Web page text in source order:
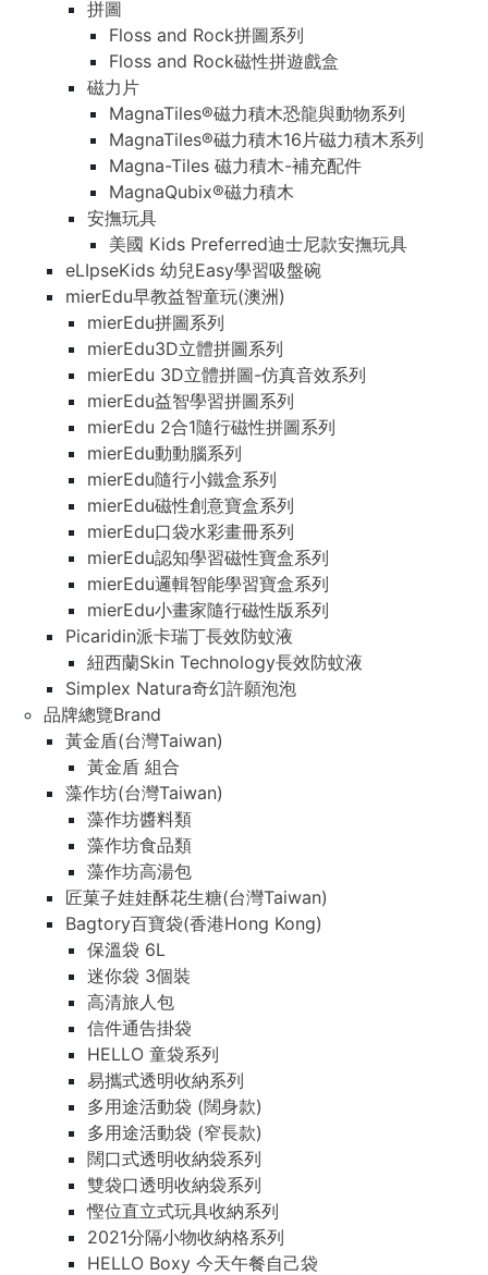
拼圖
Floss and Rock拼圖系列
Floss and Rock磁性拼遊戲盒
磁力片
MagnaTiles®磁力積木恐龍與動物系列
MagnaTiles®磁力積木16片磁力積木系列
Magna-Tiles 磁力積木-補充配件
MagnaQubix®磁力積木
安撫玩具
美國 Kids Preferred迪士尼款安撫玩具
eLIpseKids 幼兒Easy學習吸盤碗
mierEdu早教益智童玩(澳洲)
mierEdu拼圖系列
mierEdu3D立體拼圖系列
mierEdu 3D立體拼圖-仿真音效系列
mierEdu益智學習拼圖系列
mierEdu 2合1隨行磁性拼圖系列
mierEdu動動腦系列
mierEdu隨行小鐵盒系列
mierEdu磁性創意寶盒系列
mierEdu口袋水彩畫冊系列
mierEdu認知學習磁性寶盒系列
mierEdu邏輯智能學習寶盒系列
mierEdu小畫家隨行磁性版系列
Picaridin派卡瑞丁長效防蚊液
紐西蘭Skin Technology長效防蚊液
Simplex Natura奇幻許願泡泡
品牌總覽Brand
黃金盾(台灣Taiwan)
黃金盾 組合
藻作坊(台灣Taiwan)
藻作坊醬料類
藻作坊食品類
藻作坊高湯包
匠菓子娃娃酥花生糖(台灣Taiwan)
Bagtory百寶袋(香港Hong Kong)
保溫袋 6L
迷你袋 3個裝
高清旅人包
信件通告掛袋
HELLO 童袋系列
易攜式透明收納系列
多用途活動袋 (闊身款)
多用途活動袋 (窄長款)
闊口式透明收納袋系列
雙袋口透明收納袋系列
慳位直立式玩具收納系列
2021分隔小物收納格系列
HELLO Boxy 今天午餐自己袋